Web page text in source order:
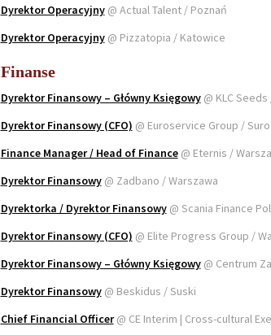
Dyrektor Operacyjny @ Actual Talent / Poznań
Dyrektor Operacyjny @ Pizzatopia / Katowice
Finanse
Dyrektor Finansowy – Główny Księgowy @ KLC
Dyrektor Finansowy (CFO) @ Euroservice Group /
Finance Manager / Head of Finance @ Eternis /
Dyrektor Finansowy @ Zadbano / Warszawa
Dyrektorka / Dyrektor Finansowy @ Scania Finance
Dyrektor Finansowy (CFO) @ Elite Progress Group /
Dyrektor Finansowy – Główny Księgowy @ Centrum
Dyrektor Finansowy @ Beskidus / Suski
Chief Financial Officer @ CE Interim | Cross-cultural